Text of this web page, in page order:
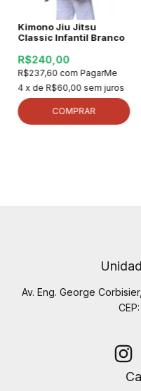
Kimono Jiu Jitsu
Classic Infantil Branco
R$240,00
R$237,60 com PagarMe
4 x de R$60,00 sem juros
COMPRAR
Av. Eng. George